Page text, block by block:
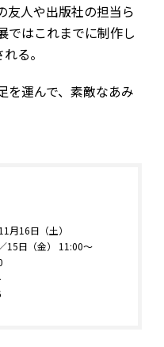
友人や出版社の担当ら
ではこれまでに制作し
る。
を運んで、素敵なあみ
月16日（土）
15日（金） 11:00～